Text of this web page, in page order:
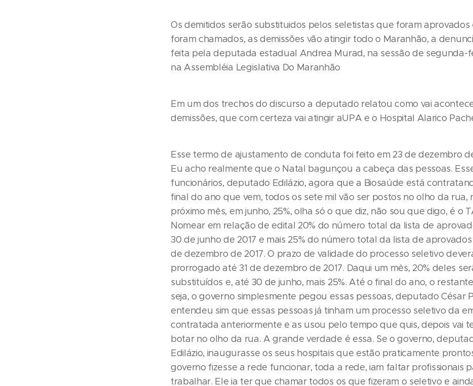
Os demitidos serão substituidos pelos seletistas que foram aprovados
foram chamados, as demissões vão atingir todo o Maranhão, a
feita pela deputada estadual Andrea Murad, na sessão de segunda-
na Assembléia Legislativa Do Maranhão
Em um dos trechos do discurso a deputado relatou como vai
demissões, que com certeza vai atingir aUPA e o Hospital Alarico
Esse termo de ajustamento de conduta foi feito em 23 de dezembro
Eu acho realmente que o Natal bagunçou a cabeça das pessoas.
funcionários, deputado Edilázio, agora que a Biosaúde está
final do ano que vem, todos os sete mil vão ser postos no olho da rua,
próximo mês, em junho, 25%, olha só o que diz, não sou que digo, é o
Nomear em relação de edital 20% do número total da lista de
30 de junho de 2017 e mais 25% do número total da lista de aprovados
de dezembro de 2017. O prazo de validade do processo seletivo
prorrogado até 31 de dezembro de 2017. Daqui um mês, 20% deles
substituídos e, até 30 de junho, mais 25%. Até o final do ano, o
seja, o governo simplesmente pegou essas pessoas, deputado César
entendeu sim que essas pessoas já tinham um processo seletivo da
contratada anteriormente e as usou pelo tempo que quis, depois vai
botar no olho da rua. A grande verdade é essa. Se o governo,
Edilázio, inaugurasse os seus hospitais que estão praticamente
governo fizesse a rede funcionar, toda a rede, iam faltar profissionais
trabalhar. Ele ia ter que chamar todos os que fizeram o seletivo e